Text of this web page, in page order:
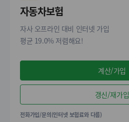
자동차보험
자사 오프라인 대비 인터넷 가입
평균 19.0% 저렴해요!
계산/가입
갱신/재가입
전화가입/문의(인터넷 보험료와 다름)